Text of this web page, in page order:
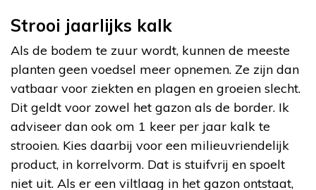
Strooi jaarlijks kalk
Als de bodem te zuur wordt, kunnen de meeste
planten geen voedsel meer opnemen. Ze zijn dan
vatbaar voor ziekten en plagen en groeien slecht.
Dit geldt voor zowel het gazon als de border. Ik
adviseer dan ook om 1 keer per jaar kalk te
strooien. Kies daarbij voor een milieuvriendelijk
product, in korrelvorm. Dat is stuifvrij en spoelt
niet uit. Als er een viltlaag in het gazon ontstaat,